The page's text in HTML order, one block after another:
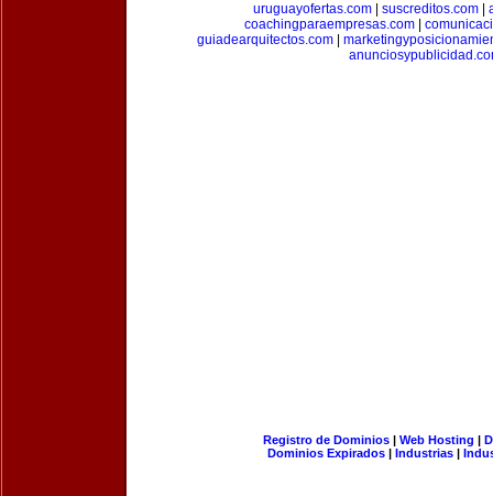
uruguayofertas.com| suscreditos.com|
coachingparaempresas.com|
guiadearquitectos.com
Registro de Dominios| Web Hosting |
Dominios Expirados | Industrias |